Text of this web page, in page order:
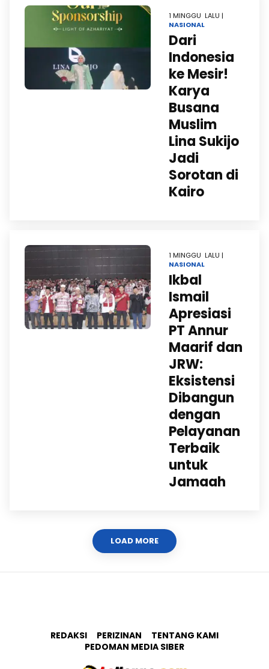
1 MINGGU LALU |
NASIONAL
Dari
Indonesia
ke Mesir!
Karya
Busana
Muslim
Lina Sukijo
Jadi
Sorotan di
Kairo
1 MINGGU LALU |
NASIONAL
Ikbal
Ismail
Apresiasi
PT Annur
Maarif dan
JRW:
Eksistensi
Dibangun
dengan
Pelayanan
Terbaik
untuk
Jamaah
LOAD MORE
REDAKSI PERIZINAN
TENTANG KAMI
PEDOMAN MEDIA SIBER